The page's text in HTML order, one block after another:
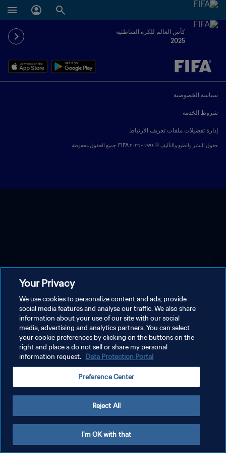
كأس العالم للكرة الشاطئية
2025
يُحدَّد لاحقاً ضد يُحدَّد لاحقاً
سياسة الخصوصية
شروط الخدمة
إدارة تفضيلات ملفات تعريف الارتباط
حقوق النشر والطبع والتأليف © ١٩٩٤ - ٢٠٢٦ FIFA. جميع الحقوق محفوظة.
Your Privacy
We use cookies to personalize content and ads, provide
social media features and analyse our traffic. We also share
information about your use of our site with our social
media, advertising and analytics partners. You can select
your cookie preferences by clicking on the buttons on the
right and place a do not sell or share my personal
information request. Data Protection Portal
Preference Center
Reject All
I'm OK with that